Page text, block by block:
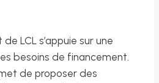
LCL s’appuie sur une
besoins de financement.
de proposer des